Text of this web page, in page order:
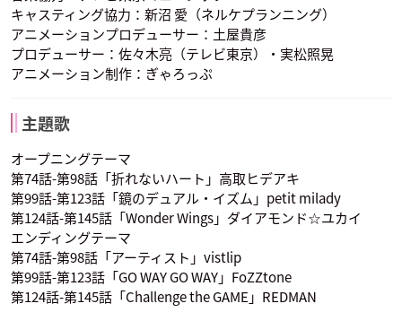
キャスティング協力：新沼 愛（ネルケプランニング）
アニメーションプロデューサー：土屋貴彦
プロデューサー：佐々木亮（テレビ東京）・実松照晃
アニメーション制作：ぎゃろっぷ
主題歌
オープニングテーマ
第74話-第98話「折れないハート」高取ヒデアキ
第99話-第123話「鏡のデュアル・イズム」petit milady
第124話-第145話「Wonder Wings」ダイアモンド☆ユカイ
エンディングテーマ
第74話-第98話「アーティスト」vistlip
第99話-第123話「GO WAY GO WAY」FoZZtone
第124話-第145話「Challenge the GAME」REDMAN